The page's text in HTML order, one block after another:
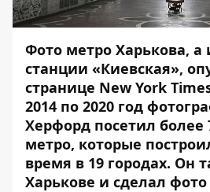
Фото метро Харькова,
станции «Киевская»,
странице New York
2014 по 2020 год
Херфорд посетил более
метро, которые
время в 19 городах. Он
Харькове и сделал